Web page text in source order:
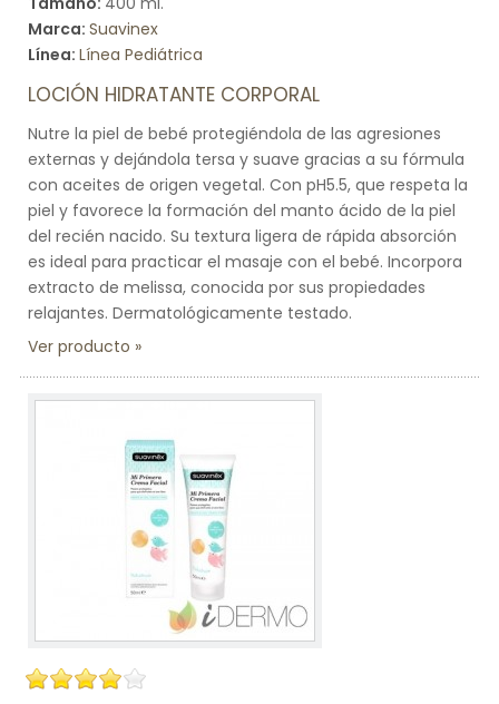
Marca: Suavinex
Línea: Línea Pediátrica
LOCIÓN HIDRATANTE CORPORAL
Nutre la piel de bebé protegiéndola de las agresiones
externas y dejándola tersa y suave gracias a su fórmula
con aceites de origen vegetal. Con pH5.5, que respeta la
piel y favorece la formación del manto ácido de la piel
del recién nacido. Su textura ligera de rápida absorción
es ideal para practicar el masaje con el bebé. Incorpora
extracto de melissa, conocida por sus propiedades
relajantes. Dermatológicamente testado.
Ver producto